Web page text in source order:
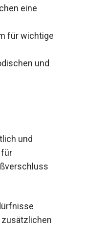
eine
für wichtige
und
und
für
zusätzlichen